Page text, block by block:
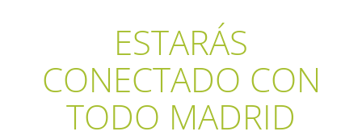
ESTARÁS
CONECTADO CON
TODO MADRID